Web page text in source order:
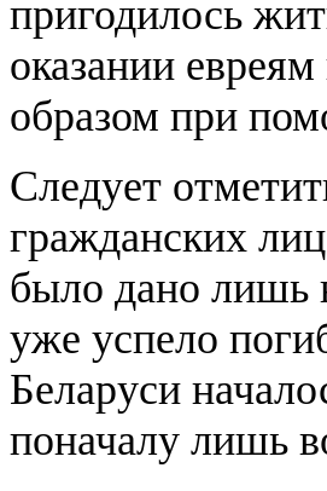
пригодилось
оказании
образом при
Следует
гражданских
было дано лишь
уже успело
Беларуси
поначалу лишь